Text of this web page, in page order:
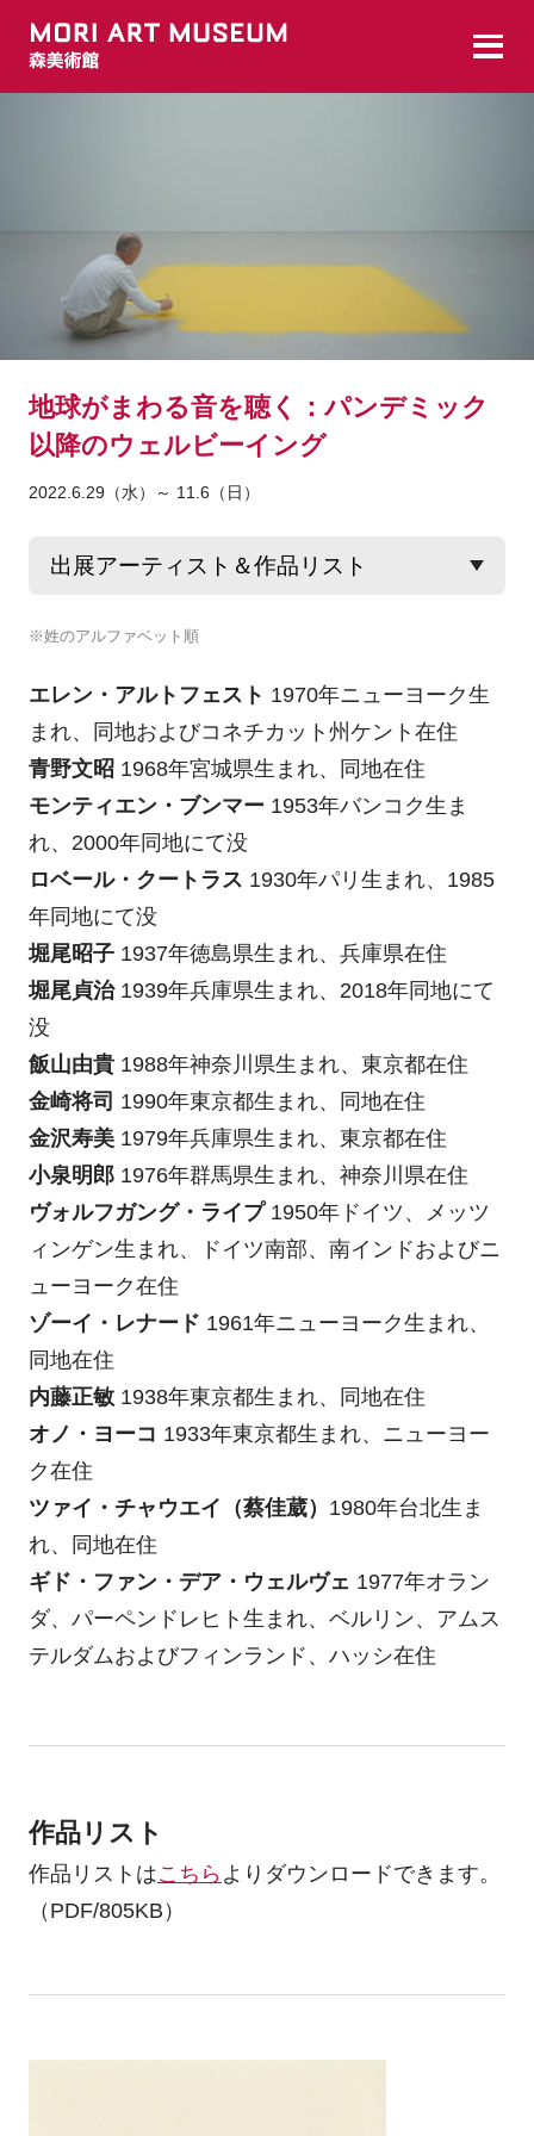
地球がまわる音を聴く：パンデミック
以降のウェルビーイング
2022.6.29（水）～ 11.6（日）
※姓のアルファベット順
エレン・アルトフェスト 1970年ニューヨーク生
まれ、同地およびコネチカット州ケント在住
青野文昭1968年宮城県生まれ、同地在住
モンティエン・ブンマー1953年バンコク生ま
れ、2000年同地にて没
ロベール・クートラス 1930年パリ生まれ、1985
年同地にて没
堀尾昭子1937年徳島県生まれ、兵庫県在住
堀尾貞治1939年兵庫県生まれ、2018年同地にて
没
飯山由貴1988年神奈川県生まれ、東京都在住
金崎将司 1990年東京都生まれ、同地在住
金沢寿美1979年兵庫県生まれ、東京都在住
小泉明郎1976年群馬県生まれ、神奈川県在住
ヴォルフガング・ライプ1950年ドイツ、メッツ
ィンゲン生まれ、ドイツ南部、南インドおよびニ
ューヨーク在住
ゾーイ・レナード 1961年ニューヨーク生まれ、
同地在住
内藤正敏1938年東京都生まれ、同地在住
オノ・ヨーコ 1933年東京都生まれ、ニューヨー
ク在住
ツァイ・チャウエイ（蔡佳葳） 1980年台北生ま
れ、同地在住
ギド・ファン・デア・ウェルヴェ 1977年オラン
ダ、パーペンドレヒト生まれ、ベルリン、アムス
テルダムおよびフィンランド、ハッシ在住
作品リスト
作品リストはこちら よりダウンロードできます。
（PDF/805KB）